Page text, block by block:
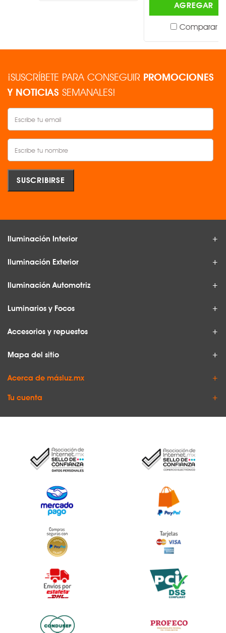
AGREGAR
Comparar
¡SUSCRÍBETE PARA CONSEGUIR PROMOCIONES
Y NOTICIAS SEMANALES!
Iluminación Interior
Iluminación Exterior
Iluminación Automotriz
Luminarios y Focos
Accesorios y repuestos
Mapa del sitio
Acerca de másluz.mx
Tu cuenta